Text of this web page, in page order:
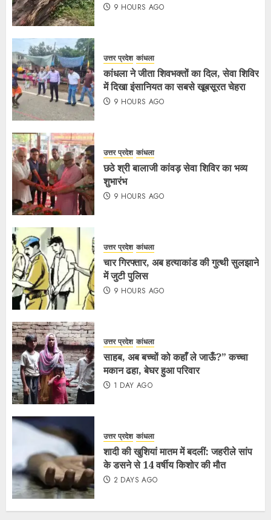
9 HOURS AGO
उत्तर प्रदेश कांधला
कांधला ने जीता शिवभक्तों का दिल, सेवा शिविर
में दिखा इंसानियत का सबसे खूबसूरत चेहरा
9 HOURS AGO
उत्तर प्रदेश कांधला
छठे श्री बालाजी कांवड़ सेवा शिविर का भव्य
शुभारंभ
9 HOURS AGO
उत्तर प्रदेश कांधला
चार गिरफ्तार, अब हत्याकांड की गुत्थी सुलझाने
में जुटी पुलिस
9 HOURS AGO
उत्तर प्रदेश कांधला
साहब, अब बच्चों को कहाँ ले जाऊँ?” कच्चा
मकान ढहा, बेघर हुआ परिवार
1 DAY AGO
उत्तर प्रदेश कांधला
शादी की खुशियां मातम में बदलीं: जहरीले सांप
के डसने से 14 वर्षीय किशोर की मौत
2 DAYS AGO